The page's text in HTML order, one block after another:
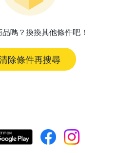
嗎？換換其他條件吧！
除條件再搜尋